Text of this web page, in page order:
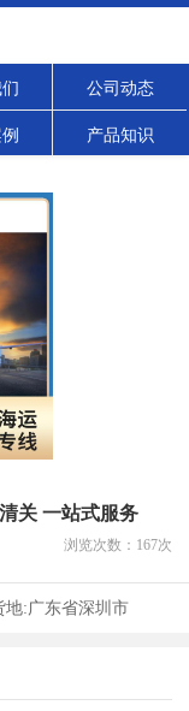
公司动态
产品知识
关 一站式服务
浏览次数： 167次
地:广东省深圳市